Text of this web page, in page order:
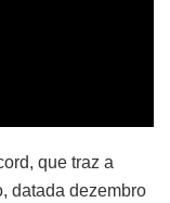
que traz a
datada dezembro